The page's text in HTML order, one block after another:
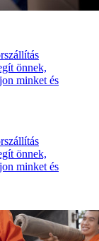
önnek,
minket és
önnek,
minket és